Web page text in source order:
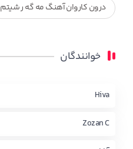
درون کاروان آهنگ مه گه ر شیتم
محمد جزا
چاو من
خوانندگان
Hiva
Zozan C